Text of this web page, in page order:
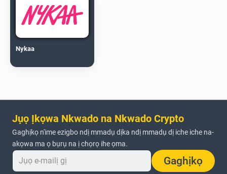
Nykaa
Jụọ Ịkọwa Nkwado na Nkwado Crypto
Gaghịkọ n'ime ezigbo ndị mmadụ dịka ndị mmadụ dị iche iche na-
akọwa ma ọ bụrụ na ị chọrọ ihe ọma.
Gaghịkọ